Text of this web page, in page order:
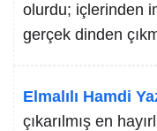
olurdu; içlerinden
gerçek dinden
Elmalılı Hamdi
çıkarılmış en